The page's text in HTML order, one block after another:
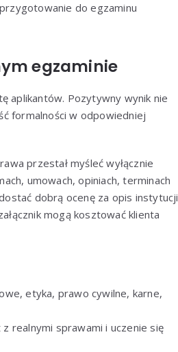
do egzaminu
egzaminie
aplikantów. Pozytywny wynik nie
formalności w odpowiedniej
przestał myśleć wyłącznie
umowach, opiniach, terminach
dobrą ocenę za opis instytucji
mogą kosztować klienta
etyka, prawo cywilne, karne,
realnymi sprawami i uczenie się